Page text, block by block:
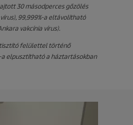
30 másodperces gőzölés
99,999%-a eltávolítható
vakcínia vírus).
tisztító felülettel történő
elpusztítható a háztartásokban